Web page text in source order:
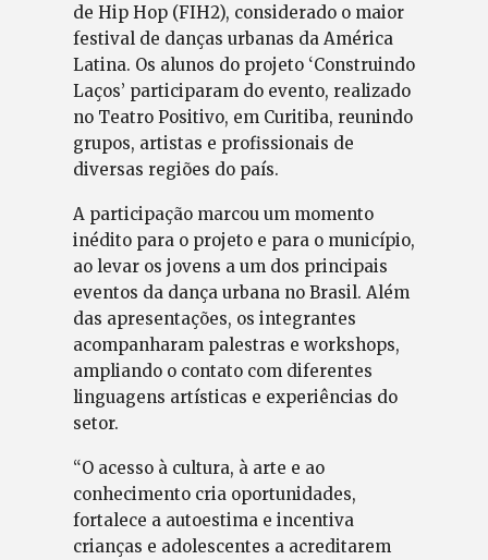
de Hip Hop (FIH2), considerado o maior
festival de danças urbanas da América
Latina. Os alunos do projeto ‘Construindo
Laços’ participaram do evento, realizado
no Teatro Positivo, em Curitiba, reunindo
grupos, artistas e profissionais de
diversas regiões do país.
A participação marcou um momento
inédito para o projeto e para o município,
ao levar os jovens a um dos principais
eventos da dança urbana no Brasil. Além
das apresentações, os integrantes
acompanharam palestras e workshops,
ampliando o contato com diferentes
linguagens artísticas e experiências do
setor.
“O acesso à cultura, à arte e ao
conhecimento cria oportunidades,
fortalece a autoestima e incentiva
crianças e adolescentes a acreditarem